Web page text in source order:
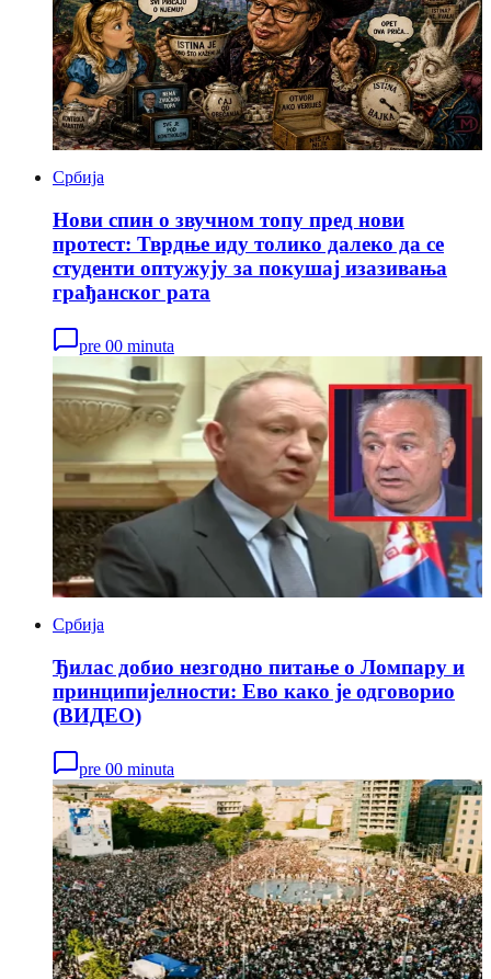
Србија
Нови спин о звучном топу пред нови
протест: Тврдње иду толико далеко да се
студенти оптужују за покушај изазивања
грађанског рата
pre 00 minuta
Србија
Ђилас добио незгодно питање о Ломпару и
принципијeлности: Eво како је одговорио
(ВИДЕО)
pre 00 minuta